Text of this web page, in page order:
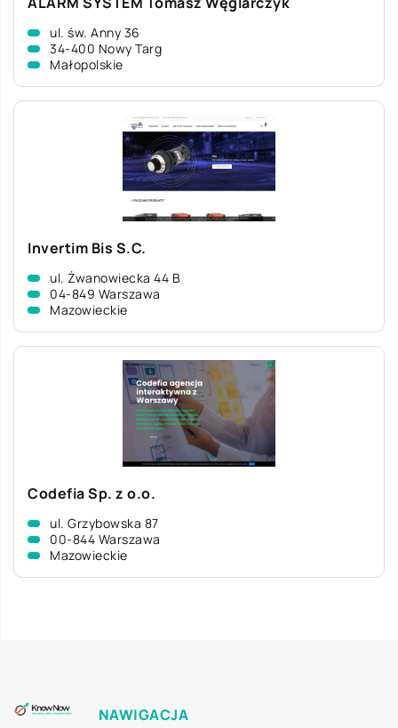
ul. św. Anny 36
34-400 Nowy Targ
Małopolskie
Invertim Bis S.C.
ul. Żwanowiecka 44 B
04-849 Warszawa
Mazowieckie
Codefia Sp. z o.o.
ul. Grzybowska 87
00-844 Warszawa
Mazowieckie
NAWIGACJA